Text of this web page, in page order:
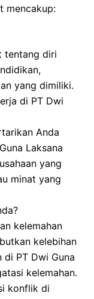
mencakup:
tentang diri
yang dimiliki.
di PT Dwi
Anda
Laksana
yang
minat yang
kelemahan
kelebihan
PT Dwi Guna
kelemahan.
konflik di